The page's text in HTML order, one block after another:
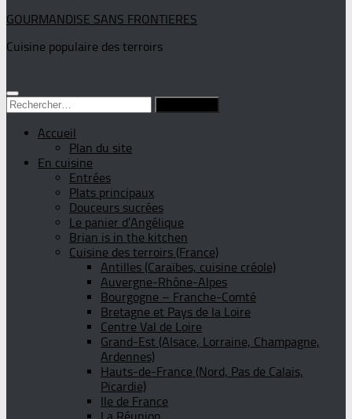
GOURMANDISE SANS FRONTIERES
Cuisine populaire des terroirs
Rechercher :
Accueil
Plan du site
En cuisine
Entrées
Plats principaux
Douceurs sucrées
Le panier d’Angélique
Brian is in the kitchen
Cuisine des terroirs (France)
Antilles (Caraïbes, cuisine créole)
Auvergne-Rhône-Alpes
Bourgogne – Franche-Comté
Bretagne et Pays de la Loire
Centre Val de Loire
Grand-Est (Alsace, Lorraine, Champagne,
Ardennes)
Hauts-de-France (Nord, Pas de Calais,
Picardie)
Ile de France